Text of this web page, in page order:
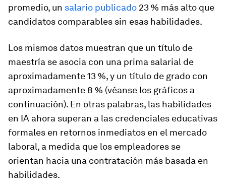
promedio, un salario publicado 23 % más alto que
candidatos comparables sin esas habilidades.
Los mismos datos muestran que un título de
maestría se asocia con una prima salarial de
aproximadamente 13 %, y un título de grado con
aproximadamente 8 % (véanse los gráficos a
continuación). En otras palabras, las habilidades
en IA ahora superan a las credenciales educativas
formales en retornos inmediatos en el mercado
laboral, a medida que los empleadores se
orientan hacia una contratación más basada en
habilidades.